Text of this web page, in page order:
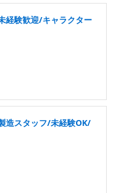
経験歓迎/キャラクター
造スタッフ/未経験OK/